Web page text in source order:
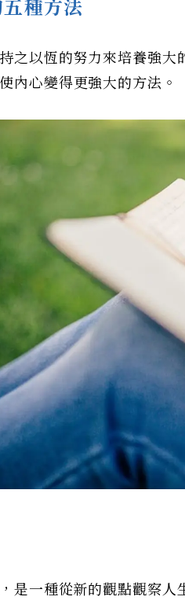
種方法
之以恆的努力來培養強
內心變得更強大的方法。
是一種從新的觀點觀察